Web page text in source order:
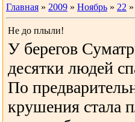
Главная » 2009 » Ноябрь » 22
Не до плыли!
У берегов
десятки людей
По
крушения стала